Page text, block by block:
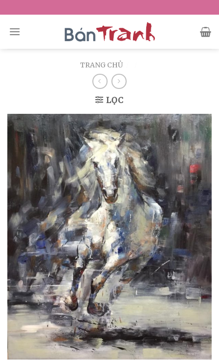
to
content
TRANG CHỦ
LỌC